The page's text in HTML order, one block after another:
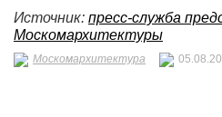
Источник: пресс-служба
Москомархитектуры
Москомархитектура